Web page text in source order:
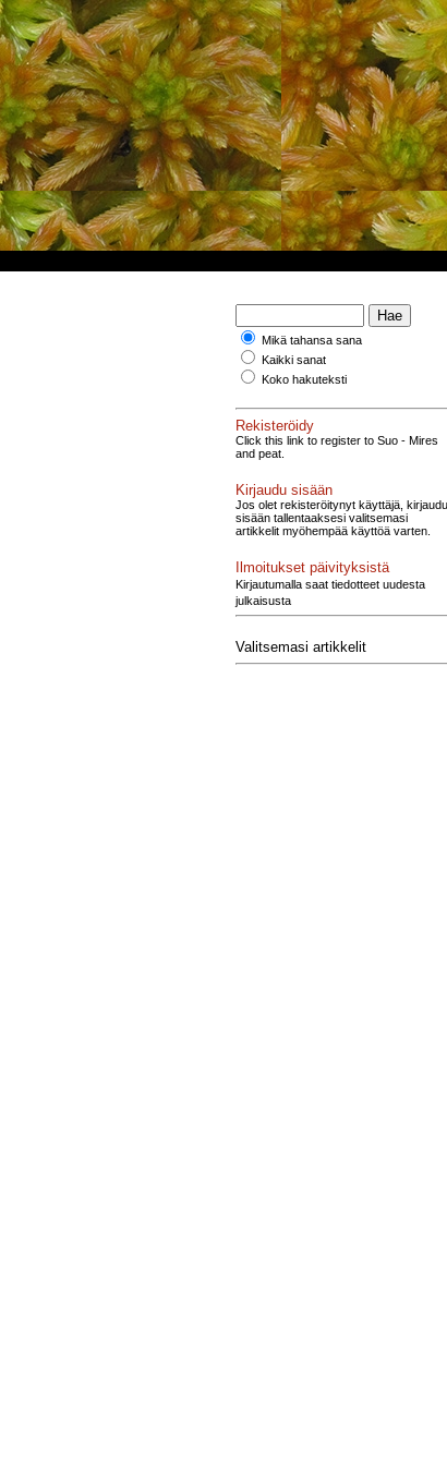
Mikä tahansa sana
Kaikki sanat
Koko hakuteksti
Rekisteröidy
Click this link to register to Suo - Mires
and peat.
Kirjaudu sisään
Jos olet rekisteröitynyt käyttäjä, kirjaudu
sisään tallentaaksesi valitsemasi
artikkelit myöhempää käyttöä varten.
Ilmoitukset päivityksistä
Kirjautumalla saat tiedotteet uudesta
julkaisusta
Valitsemasi artikkelit